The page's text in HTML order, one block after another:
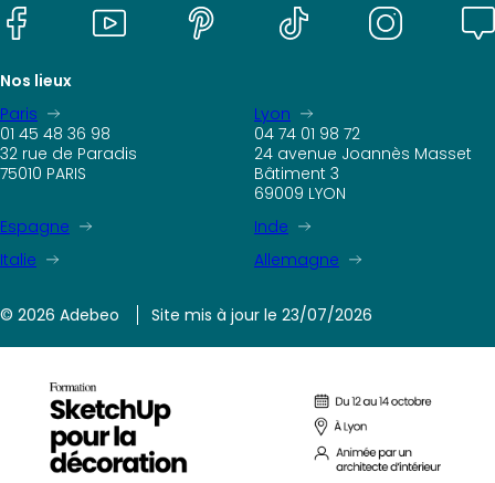
Nos lieux
Paris
01 45 48 36 98
32 rue de Paradis
75010 PARIS
Lyon
04 74 01 98 72
24 avenue Joannès Masset
Bâtiment 3
69009 LYON
Espagne
Inde
Italie
Allemagne
© 2026 Adebeo Site mis à jour le 23/07/2026